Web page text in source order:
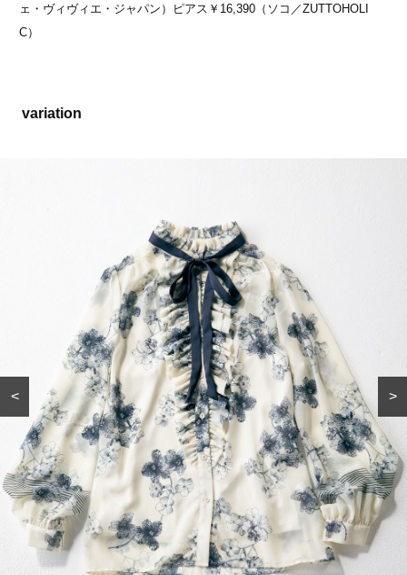
ェ・ヴィヴィエ・ジャパン）ピアス￥16,390（ソコ／ZUTTOHOLI
C）
variation
< >